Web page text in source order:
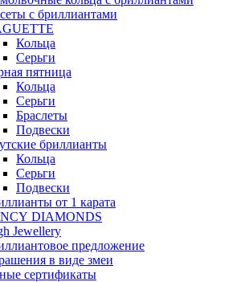
с бриллиантами
Кольца
Серьги
пятница
Кольца
Серьги
Браслеты
Подвески
бриллианты
Кольца
Серьги
Подвески
от 1 карата
DIAMONDS
Jewellery
предложение
в виде змеи
сертификаты